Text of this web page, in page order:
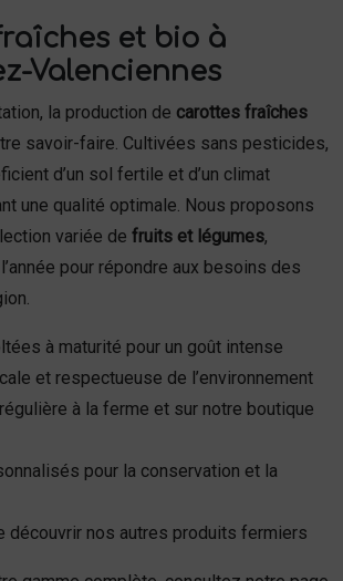
et bio à
Valenciennes
la production de carottes fraîches
savoir-faire. Cultivées sans pesticides,
d’un sol fertile et d’un climat
une qualité optimale. Nous proposons
variée de fruits et légumes,
pour répondre aux besoins des
à maturité pour un goût intense
et respectueuse de l’environnement
à la ferme et sur notre boutique
pour la conservation et la
découvrir nos autres produits fermiers